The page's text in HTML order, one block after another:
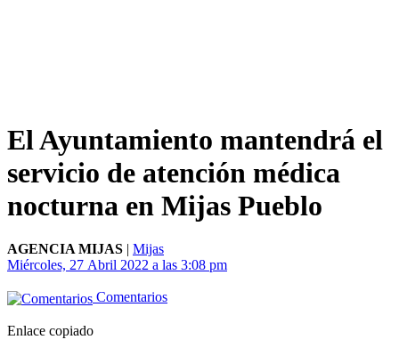
El Ayuntamiento mantendrá el
servicio de atención médica
nocturna en Mijas Pueblo
AGENCIA MIJAS | Mijas
Miércoles, 27 Abril 2022 a las 3:08 pm
Comentarios
Enlace copiado